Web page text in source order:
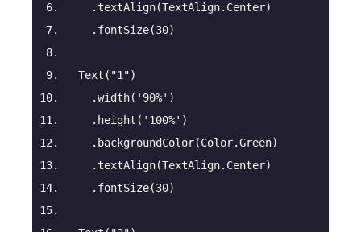
.textAlign(TextAlign.Center)
.fontSize(30)
Text ( "1")
.width( '90%' )
.height ( '100%' )
.backgroundColor(Color.Green)
.textAlign(TextAlign.Center)
.fontSize(30)